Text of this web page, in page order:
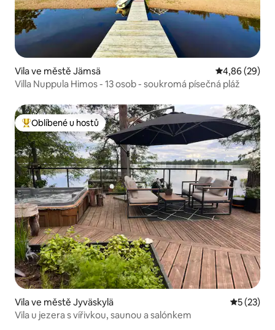
Vila ve městě Jämsä Průměrné
4,86 (29)
Villa Nuppula Himos - 13 osob - soukromá písečná pláž
Nejlepší v kategorii Oblíbené u hostů
Oblíbené u hostů
Vila ve městě Jyväskylä Průměrné
5 (23)
Vila u jezera s vířivkou, saunou a salónkem